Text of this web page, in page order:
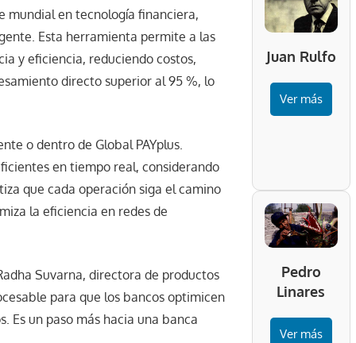
mundial en tecnología financiera,
Esta herramienta permite a las
y eficiencia, reduciendo costos,
directo superior al 95 %, lo
o dentro de Global PAYplus.
en tiempo real, considerando
que cada operación siga el camino
la eficiencia en redes de
Suvarna, directora de productos
para que los bancos optimicen
Es un paso más hacia una banca
Juan Rulfo
Ver más
Pedro
Linares
Ver más